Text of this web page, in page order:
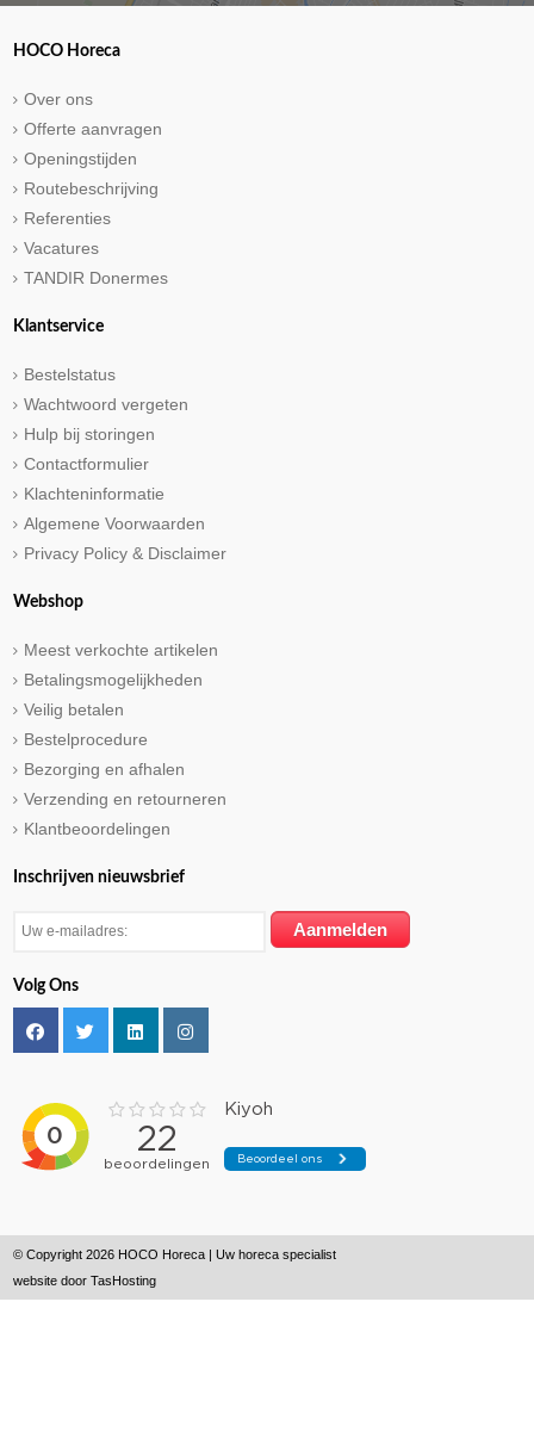
HOCO Horeca
Over ons
Offerte aanvragen
Openingstijden
Routebeschrijving
Referenties
Vacatures
TANDIR Donermes
Klantservice
Bestelstatus
Wachtwoord vergeten
Hulp bij storingen
Contactformulier
Klachteninformatie
Algemene Voorwaarden
Privacy Policy & Disclaimer
Webshop
Meest verkochte artikelen
Betalingsmogelijkheden
Veilig betalen
Bestelprocedure
Bezorging en afhalen
Verzending en retourneren
Klantbeoordelingen
Inschrijven nieuwsbrief
Volg Ons
© Copyright 2026 HOCO Horeca | Uw horeca specialist
website doorTasHosting